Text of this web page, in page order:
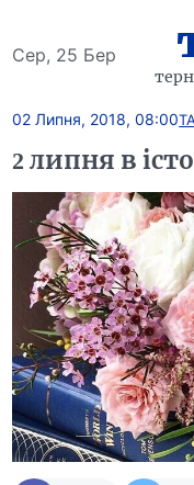
Сер, 25 Бер
02 Липня, 2018, 08:00
2 липня в